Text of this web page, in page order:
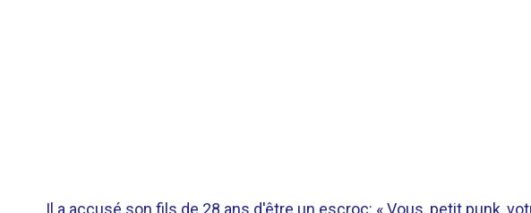
Il a accusé son fils de 28 ans d'être un escroc: « Vous, petit punk,